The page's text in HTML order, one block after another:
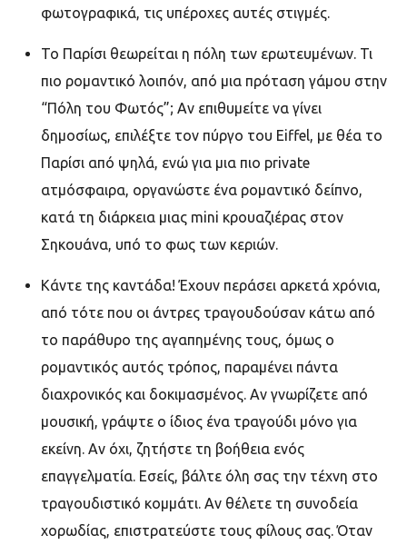
φωτογραφικά, τις υπέροχες αυτές στιγμές.
Το Παρίσι θεωρείται η πόλη των ερωτευμένων. Τι
πιο ρομαντικό λοιπόν, από μια πρόταση γάμου στην
“Πόλη του Φωτός”; Αν επιθυμείτε να γίνει
δημοσίως, επιλέξτε τον πύργο του Eiffel, με θέα το
Παρίσι από ψηλά, ενώ για μια πιο private
ατμόσφαιρα, οργανώστε ένα ρομαντικό δείπνο,
κατά τη διάρκεια μιας mini κρουαζιέρας στον
Σηκουάνα, υπό το φως των κεριών.
Κάντε της καντάδα! Έχουν περάσει αρκετά χρόνια,
από τότε που οι άντρες τραγουδούσαν κάτω από
το παράθυρο της αγαπημένης τους, όμως ο
ρομαντικός αυτός τρόπος, παραμένει πάντα
διαχρονικός και δοκιμασμένος. Αν γνωρίζετε από
μουσική, γράψτε ο ίδιος ένα τραγούδι μόνο για
εκείνη. Αν όχι, ζητήστε τη βοήθεια ενός
επαγγελματία. Εσείς, βάλτε όλη σας την τέχνη στο
τραγουδιστικό κομμάτι. Αν θέλετε τη συνοδεία
χορωδίας, επιστρατεύστε τους φίλους σας. Όταν